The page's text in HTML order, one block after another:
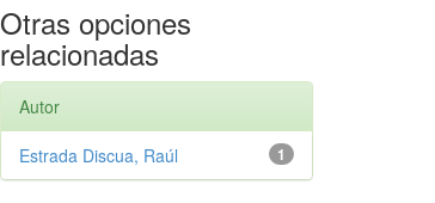
Otras opciones
relacionadas
Autor
1
Estrada Discua, Raúl